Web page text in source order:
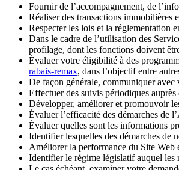
Fournir de l’accompagnement, de
Réaliser des transactions immobilières
Respecter les lois et la réglementation
Dans le cadre de l’utilisation des
profilage, dont les fonctions doivent
Évaluer votre éligibilité à des
rabais-remax, dans l’objectif entre
De façon générale, communiquer avec
Effectuer des suivis périodiques auprès
Développer, améliorer et promouvoir
Évaluer l’efficacité des démarches de
Évaluer quelles sont les informations
Identifier lesquelles des démarches de
Améliorer la performance du Site Web
Identifier le régime législatif auquel les